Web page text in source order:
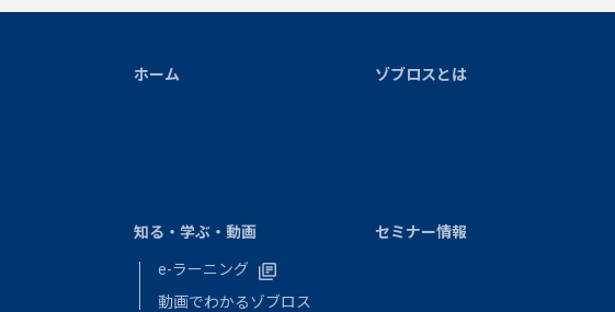
ホーム ゾブロスとは
知る・学ぶ・動画
e-ラーニング
動画でわかるゾブロス
セミナー情報